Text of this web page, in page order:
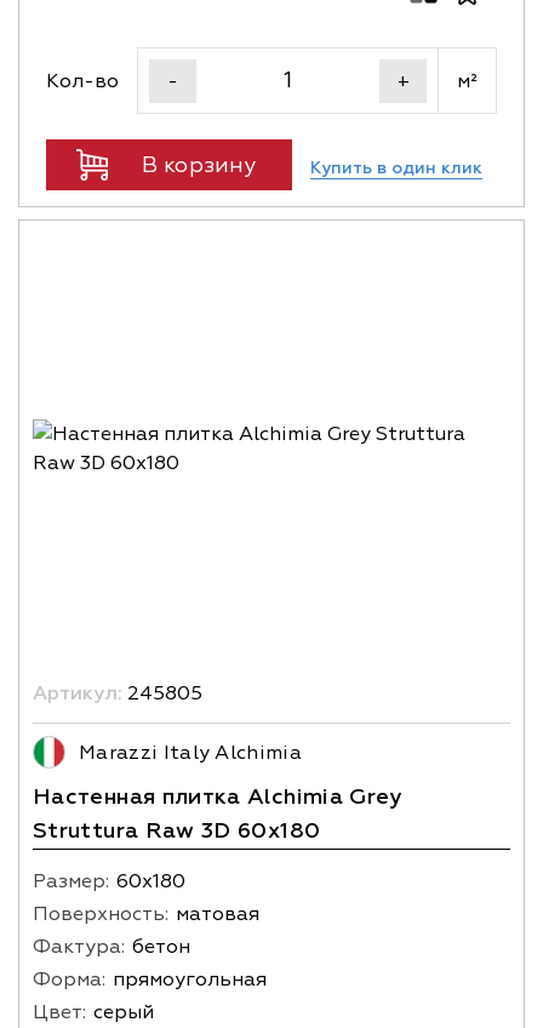
Кол-во - + м²
В корзину Купить в один клик
Артикул: 245805
Marazzi Italy Alchimia
Настенная плитка Alchimia Grey
Struttura Raw 3D 60x180
Размер: 60х180
Поверхность: матовая
Фактура: бетон
Форма: прямоугольная
Цвет: серый